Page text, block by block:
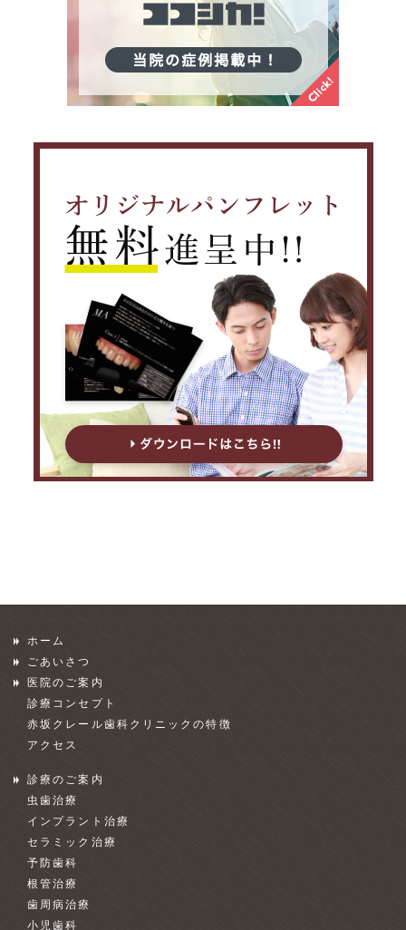
ホーム
ごあいさつ
医院のご案内
診療コンセプト
赤坂クレール歯科クリニックの特徴
アクセス
診療のご案内
虫歯治療
インプラント治療
セラミック治療
予防歯科
根管治療
歯周病治療
小児歯科